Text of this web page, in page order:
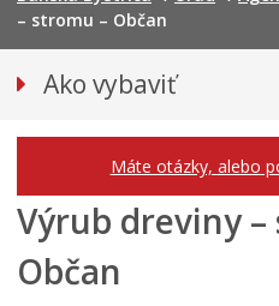
– stromu – Občan
Ako vybaviť
Máte otázky, alebo
Výrub dreviny
Občan